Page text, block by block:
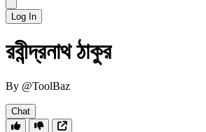
Log In
রবীন্দ্রনাথ ঠাকুর
By @ToolBaz
Chat